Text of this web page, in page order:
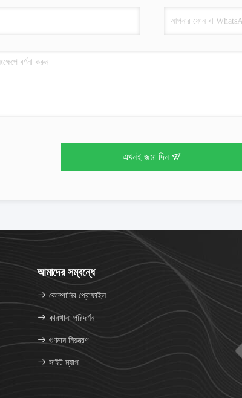
এখনই জমা দিন
আমাদের সম্বন্ধে
কোম্পানির প্রোফাইল
কারখানা পরিদর্শন
গুণমান নিয়ন্ত্রণ
সাইট ম্যাপ